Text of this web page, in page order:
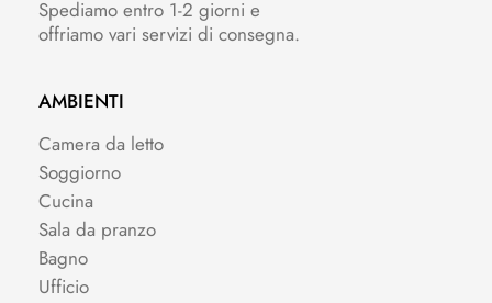
Spediamo entro 1-2 giorni e
offriamo vari servizi di consegna.
AMBIENTI
Camera da letto
Soggiorno
Cucina
Sala da pranzo
Bagno
Ufficio